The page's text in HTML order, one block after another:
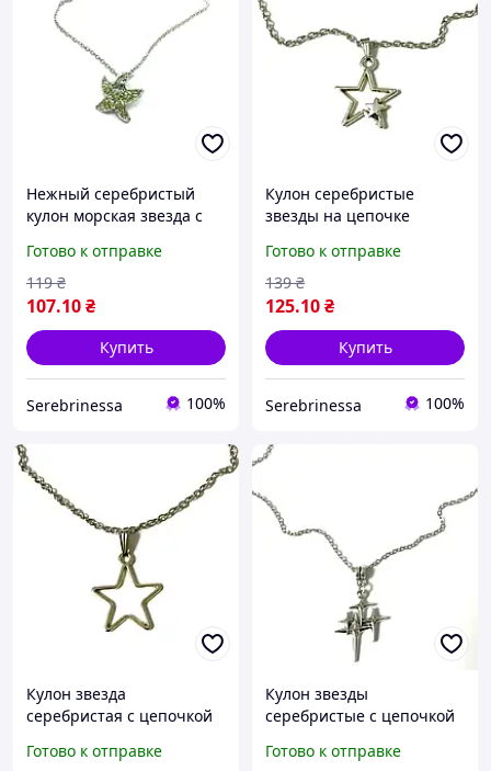
Нежный серебристый
кулон морская звезда с
Готово к отправке
107.10₴
119 ₴
Купить
Serebrinessa 100%
Кулон серебристые
звезды на цепочке
Готово к отправке
125.10₴
139 ₴
Купить
Serebrinessa 100%
Кулон звезда
серебристая с цепочкой
Готово к отправке
Кулон звезды
серебристые с цепочкой
Готово к отправке